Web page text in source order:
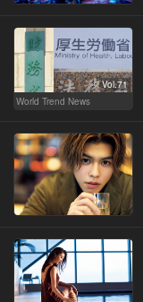
Vol.71
World Trend News